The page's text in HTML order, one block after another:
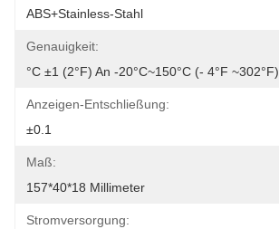
ABS+stainless-Stahl
Genauigkeit:
°C ±1 (2°F) An -20°C~150°C (- 4°F ~302°F)
Anzeigen-Entschließung:
±0.1
Maß:
157*40*18 Millimeter
Stromversorgung: